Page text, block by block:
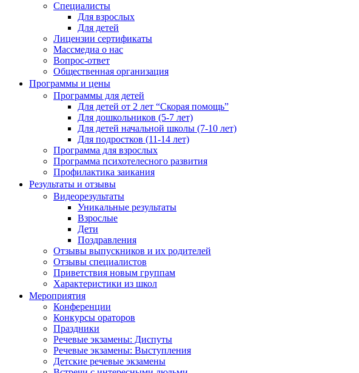
Специалисты
Для взрослых
Для детей
Лицензии сертификаты
Массмедиа о нас
Вопрос-ответ
Общественная организация
Программы и цены
Программы для детей
Для детей от 2 лет “Скорая помощь”
Для дошкольников (5-7 лет)
Для детей начальной школы (7-10 лет)
Для подростков (11-14 лет)
Программа для взрослых
Программа психотелесного развития
Профилактика заикания
Результаты и отзывы
Видеорезультаты
Уникальные результаты
Взрослые
Дети
Поздравления
Отзывы выпускников и их родителей
Отзывы специалистов
Приветствия новым группам
Характеристики из школ
Мероприятия
Конференции
Конкурсы ораторов
Праздники
Речевые экзамены: Диспуты
Речевые экзамены: Выступления
Детские речевые экзамены